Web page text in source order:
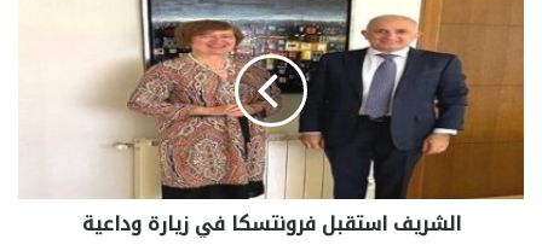
الشريف استقبل فرونتسكا في زيارة وداعية